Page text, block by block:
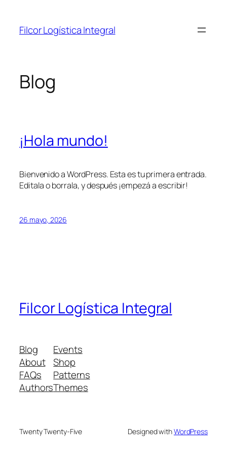
contenido
Filcor Logística Integral
Blog
¡Hola mundo!
Bienvenido a WordPress. Esta es tu primera entrada.
Editala o borrala, y después ¡empezá a escribir!
26 mayo, 2026
Filcor Logística Integral
Blog
About
FAQs
Authors
Events
Shop
Patterns
Themes
Twenty Twenty-Five Designed withWordPress